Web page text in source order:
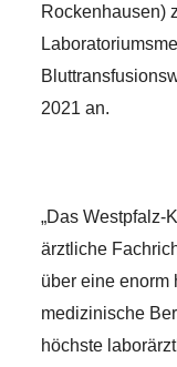
Rockenhausen)
2021 an.
„Das Westpfalz-
ärztliche
über eine enorm
medizinische
höchste